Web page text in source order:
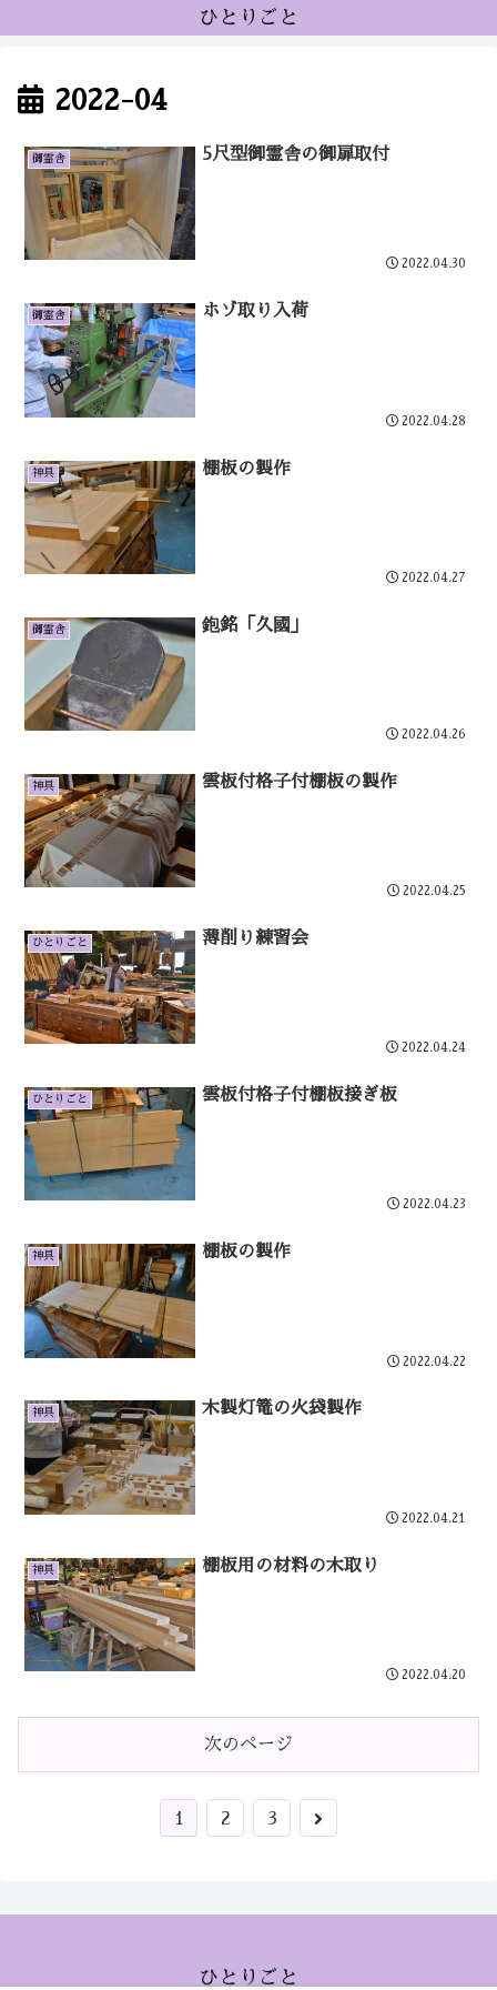
ひとりごと
2022-04
御霊舎 5尺型御霊舎の御扉取付
2022.04.30
御霊舎 ホゾ取り入荷
2022.04.28
神具 棚板の製作
2022.04.27
御霊舎 鉋銘「久國」
2022.04.26
神具 雲板付格子付棚板の製作
2022.04.25
ひとりごと 薄削り練習会
2022.04.24
ひとりごと 雲板付格子付棚板接ぎ板
2022.04.23
神具 棚板の製作
2022.04.22
神具 木製灯篭の火袋製作
2022.04.21
神具 棚板用の材料の木取り
2022.04.20
次のページ
1 2 3
ひとりごと